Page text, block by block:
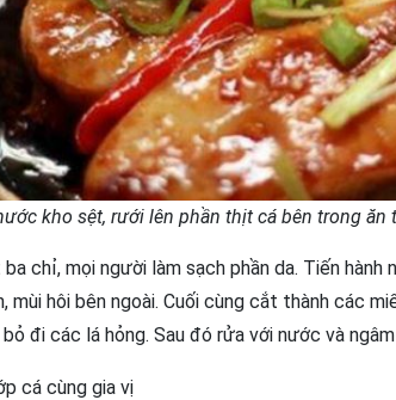
kho sệt, rưới lên phần thịt cá bên trong
chỉ, mọi người làm sạch phần da. Tiến
mùi hôi bên ngoài. Cuối cùng cắt thành các
đi các lá hỏng. Sau đó rửa với nước và
cá cùng gia vị